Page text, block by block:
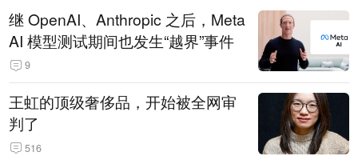
继 OpenAI、Anthropic 之后，Meta
AI 模型测试期间也发生“越界”事件
9
王虹的顶级奢侈品，开始被全网审
判了
516